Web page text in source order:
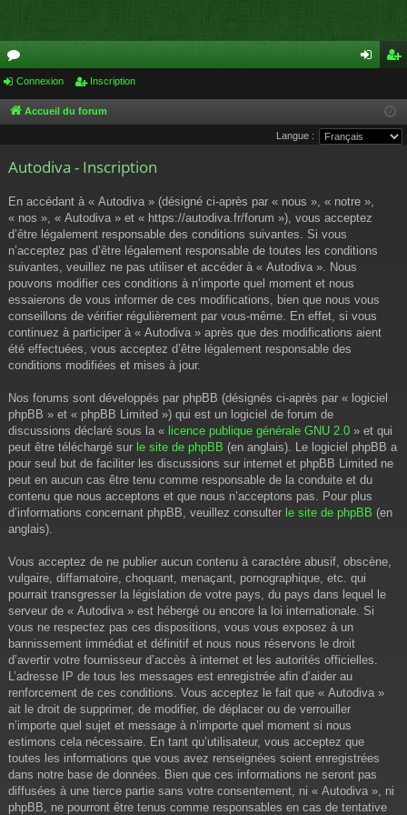
or
u
s
cri
pti
Connexion Inscription
Accueil du forum
Langue :
Autodiva - Inscription
En accédant à « Autodiva » (désigné ci-après par « nous », « notre »,
« nos », « Autodiva » et « https://autodiva.fr/forum »), vous acceptez
d’être légalement responsable des conditions suivantes. Si vous
n’acceptez pas d’être légalement responsable de toutes les conditions
suivantes, veuillez ne pas utiliser et accéder à « Autodiva ». Nous
pouvons modifier ces conditions à n’importe quel moment et nous
essaierons de vous informer de ces modifications, bien que nous vous
conseillons de vérifier régulièrement par vous-même. En effet, si vous
continuez à participer à « Autodiva » après que des modifications aient
été effectuées, vous acceptez d’être légalement responsable des
conditions modifiées et mises à jour.
Nos forums sont développés par phpBB (désignés ci-après par « logiciel
phpBB » et « phpBB Limited ») qui est un logiciel de forum de
discussions déclaré sous la « licence publique générale GNU 2.0 » et qui
peut être téléchargé sur le site de phpBB (en anglais). Le logiciel phpBB a
pour seul but de faciliter les discussions sur internet et phpBB Limited ne
peut en aucun cas être tenu comme responsable de la conduite et du
contenu que nous acceptons et que nous n’acceptons pas. Pour plus
d’informations concernant phpBB, veuillez consulter le site de phpBB (en
anglais).
Vous acceptez de ne publier aucun contenu à caractère abusif, obscène,
vulgaire, diffamatoire, choquant, menaçant, pornographique, etc. qui
pourrait transgresser la législation de votre pays, du pays dans lequel le
serveur de « Autodiva » est hébergé ou encore la loi internationale. Si
vous ne respectez pas ces dispositions, vous vous exposez à un
bannissement immédiat et définitif et nous nous réservons le droit
d’avertir votre fournisseur d’accès à internet et les autorités officielles.
L’adresse IP de tous les messages est enregistrée afin d’aider au
renforcement de ces conditions. Vous acceptez le fait que « Autodiva »
ait le droit de supprimer, de modifier, de déplacer ou de verrouiller
n’importe quel sujet et message à n’importe quel moment si nous
estimons cela nécessaire. En tant qu’utilisateur, vous acceptez que
toutes les informations que vous avez renseignées soient enregistrées
dans notre base de données. Bien que ces informations ne seront pas
diffusées à une tierce partie sans votre consentement, ni « Autodiva », ni
phpBB, ne pourront être tenus comme responsables en cas de tentative